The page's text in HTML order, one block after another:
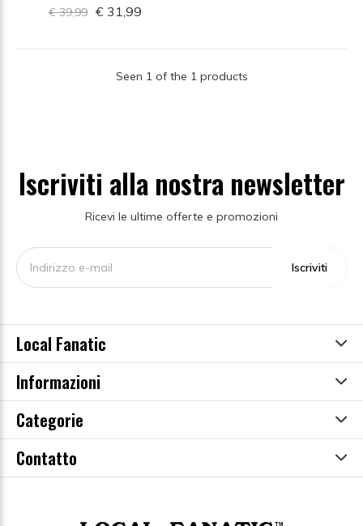
€ 39,99 € 31,99
Seen 1 of the 1 products
Iscriviti alla nostra newsletter
Ricevi le ultime offerte e promozioni
Iscriviti
Local Fanatic
Informazioni
Categorie
Contatto